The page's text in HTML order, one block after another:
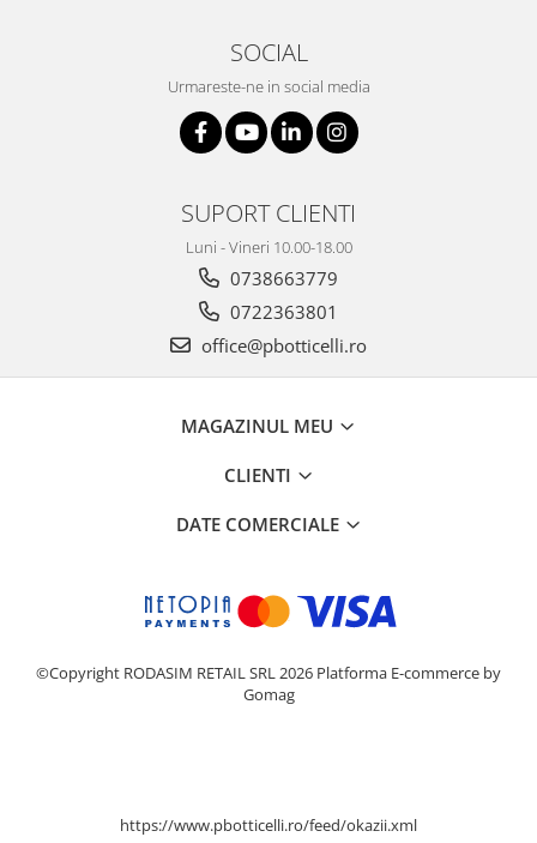
SOCIAL
Urmareste-ne in social media
SUPORT CLIENTI
Luni - Vineri 10.00-18.00
0738663779
0722363801
office@pbotticelli.ro
MAGAZINUL MEU
CLIENTI
DATE COMERCIALE
©Copyright RODASIM RETAIL SRL 2026 Platforma E-commerce by
Gomag
https://www.pbotticelli.ro/feed/okazii.xml